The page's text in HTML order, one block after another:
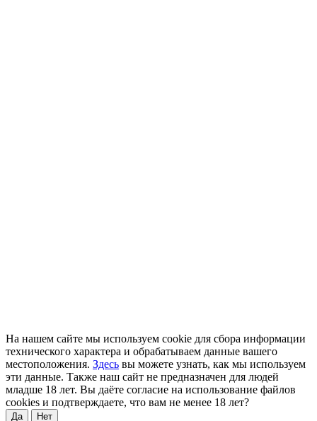
На нашем сайте мы используем cookie для сбора информации
технического характера и обрабатываем данные вашего
местоположения. Здесь вы можете узнать, как мы используем
эти данные. Также наш сайт не предназначен для людей
младше 18 лет. Вы даёте согласие на использование файлов
cookies и подтверждаете, что вам не менее 18 лет?
Да Нет